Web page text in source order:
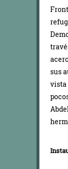
sus
vista